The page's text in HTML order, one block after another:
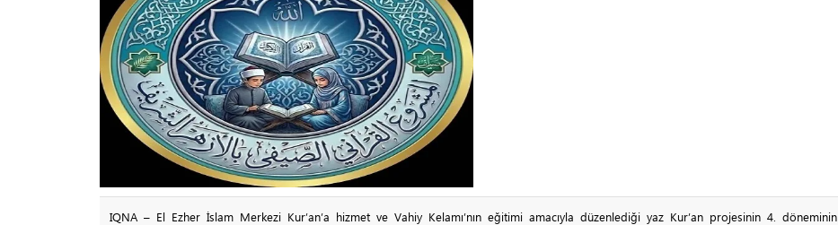
IQNA – El Ezher İslam Merkezi Kur’an’a hizmet ve Vahiy Kelamı’nın eğitimi amacıyla düzenlediği yaz Kur’an projesinin 4. döneminin